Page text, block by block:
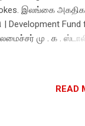
Jokes. இலங்கை
| Development Fund
மு . க .
வைப்பதற்கான
மாணவர்களுக்கு
READ